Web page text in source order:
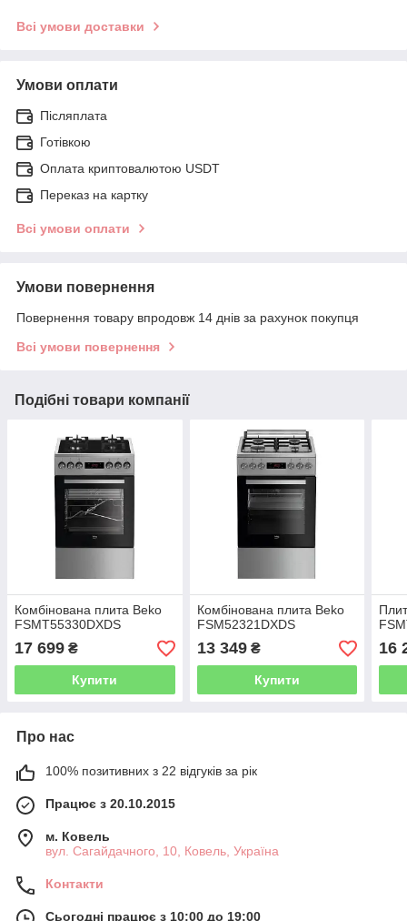
Всі умови доставки
Умови оплати
Післяплата
Готівкою
Оплата криптовалютою USDT
Переказ на картку
Всі умови оплати
Умови повернення
Повернення товару впродовж 14 днів за рахунок покупця
Всі умови повернення
Подібні товари компанії
Комбінована плита Beko
FSMT55330DXDS
17 699 ₴
Купити
Комбінована плита Beko
FSM52321DXDS
13 349₴
Купити
16
Про нас
100% позитивних з 22 відгуків за рік
Працює з 20.10.2015
м. Ковель
вул. Сагайдачного, 10, Ковель, Україна
Контакти
Сьогодні працює з 10:00 до 19:00